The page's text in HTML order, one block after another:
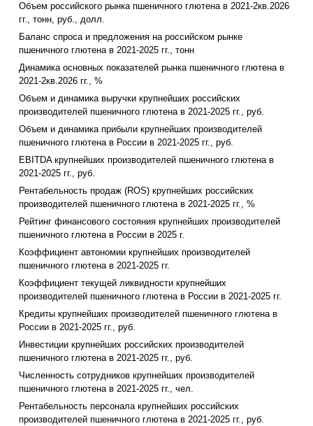
Объем российского рынка пшеничного глютена в 2021-2кв.2026
гг., тонн, руб., долл.
Баланс спроса и предложения на российском рынке
пшеничного глютена в 2021-2025 гг., тонн
Динамика основных показателей рынка пшеничного глютена в
2021-2кв.2026 гг., %
Объем и динамика выручки крупнейших российских
производителей пшеничного глютена в 2021-2025 гг., руб.
Объем и динамика прибыли крупнейших производителей
пшеничного глютена в России в 2021-2025 гг., руб.
EBITDA крупнейших производителей пшеничного глютена в
2021-2025 гг., руб.
Рентабельность продаж (ROS) крупнейших российских
производителей пшеничного глютена в 2021-2025 гг., %
Рейтинг финансового состояния крупнейших производителей
пшеничного глютена в России в 2025 г.
Коэффициент автономии крупнейших производителей
пшеничного глютена в 2021-2025 гг.
Коэффициент текущей ликвидности крупнейших
производителей пшеничного глютена в России в 2021-2025 гг.
Кредиты крупнейших производителей пшеничного глютена в
России в 2021-2025 гг., руб.
Инвестиции крупнейших российских производителей
пшеничного глютена в 2021-2025 гг., руб.
Численность сотрудников крупнейших производителей
пшеничного глютена в 2021-2025 гг., чел.
Рентабельность персонала крупнейших российских
производителей пшеничного глютена в 2021-2025 гг., руб.